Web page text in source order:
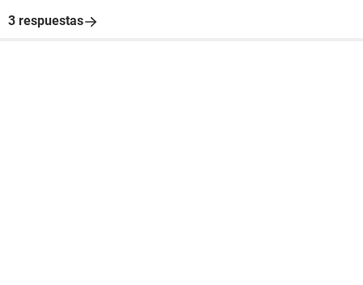
3 respuestas